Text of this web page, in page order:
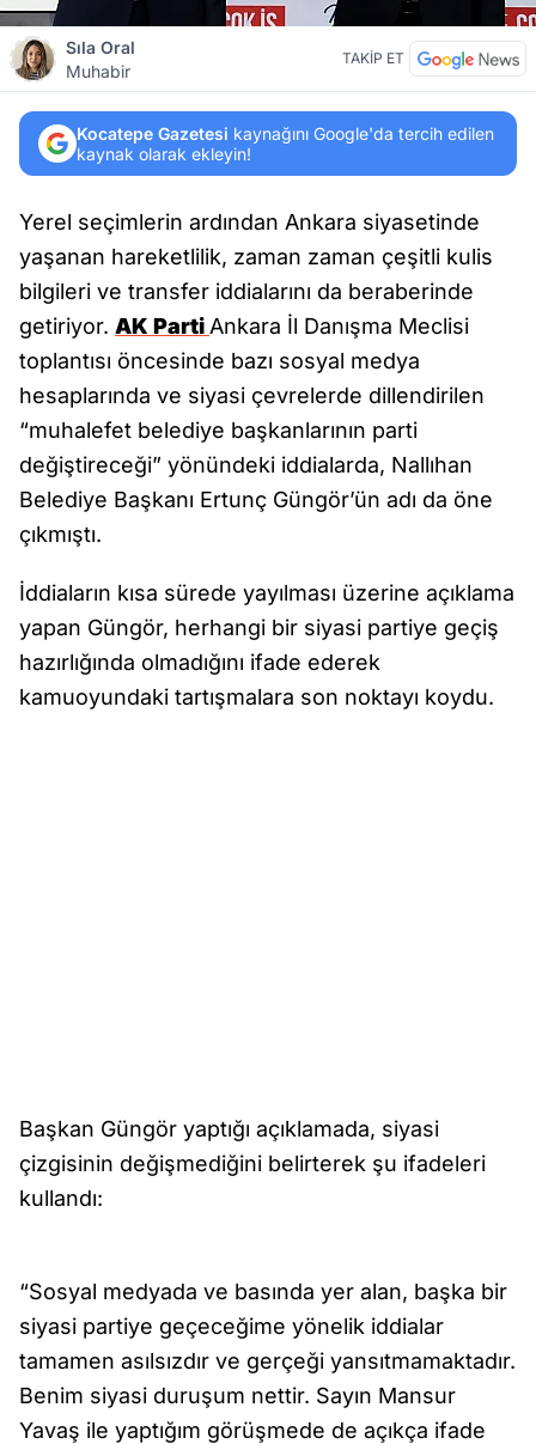
Sıla Oral
Muhabir
TAKİP ET
Kocatepe Gazetesi kaynağını Google'da tercih edilen
kaynak olarak ekleyin!
Yerel seçimlerin ardından Ankara siyasetinde
yaşanan hareketlilik, zaman zaman çeşitli kulis
bilgileri ve transfer iddialarını da beraberinde
getiriyor. AK Parti Ankara İl Danışma Meclisi
toplantısı öncesinde bazı sosyal medya
hesaplarında ve siyasi çevrelerde dillendirilen
“muhalefet belediye başkanlarının parti
değiştireceği” yönündeki iddialarda, Nallıhan
Belediye Başkanı Ertunç Güngör’ün adı da öne
çıkmıştı.
İddiaların kısa sürede yayılması üzerine açıklama
yapan Güngör, herhangi bir siyasi partiye geçiş
hazırlığında olmadığını ifade ederek
kamuoyundaki tartışmalara son noktayı koydu.
Başkan Güngör yaptığı açıklamada, siyasi
çizgisinin değişmediğini belirterek şu ifadeleri
kullandı:
“Sosyal medyada ve basında yer alan, başka bir
siyasi partiye geçeceğime yönelik iddialar
tamamen asılsızdır ve gerçeği yansıtmamaktadır.
Benim siyasi duruşum nettir. Sayın Mansur
Yavaş ile yaptığım görüşmede de açıkça ifade